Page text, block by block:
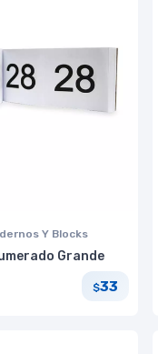
Y Blocks
Grande
$33